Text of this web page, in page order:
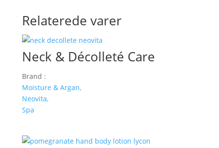
Relaterede varer
Neck & Décolleté Care
Brand :
Moisture & Argan,
Neovita,
Spa